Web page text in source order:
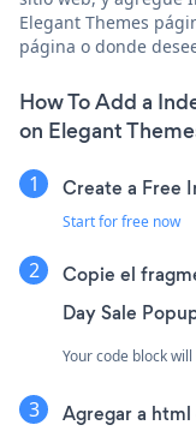
Elegant Themes
página o donde
How To Add a
on Elegant
Create a Free
Start for free now
Copie el
Day Sale
Your code block
Agregar a